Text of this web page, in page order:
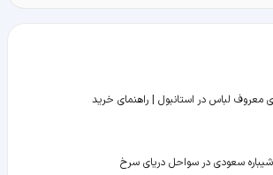
معروف لباس در استانبول | راهنمای خرید
شیباره سعودی در سواحل دریای سرخ